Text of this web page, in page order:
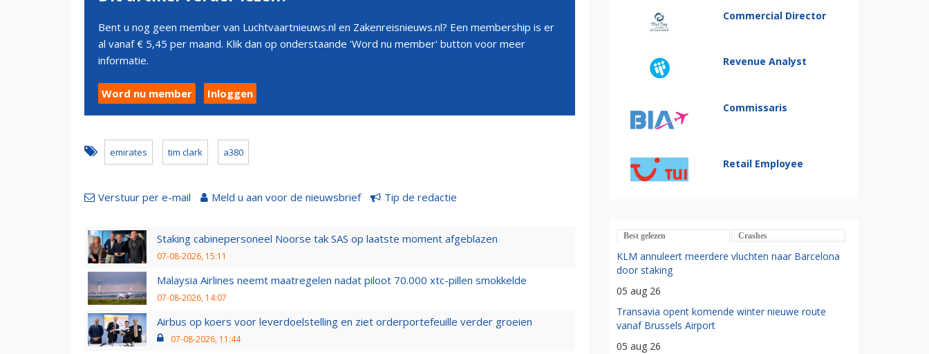
Bent u nog geen member van Luchtvaartnieuws.nl en Zakenreisnieuws.nl? Een membership is er
al vanaf € 5,45 per maand. Klik dan op onderstaande 'Word nu member' button voor meer
informatie.
Word nu member Inloggen
emirates tim clark a380
Verstuur per e-mail Meld u aan voor de nieuwsbrief Tip de redactie
Staking cabinepersoneel Noorse tak SAS op laatste moment afgeblazen
07-08-2026, 15:11
Malaysia Airlines neemt maatregelen nadat piloot 70.000 xtc-pillen smokkelde
07-08-2026, 14:07
Airbus op koers voor leverdoelstelling en ziet orderportefeuille verder groeien
07-08-2026, 11:44
Commercial Director
Revenue Analyst
Commissaris
Retail Employee
Best gelezen Crashes
KLM annuleert meerdere vluchten naar Barcelona
door staking
05 aug 26
Transavia opent komende winter nieuwe route
vanaf Brussels Airport
05 aug 26